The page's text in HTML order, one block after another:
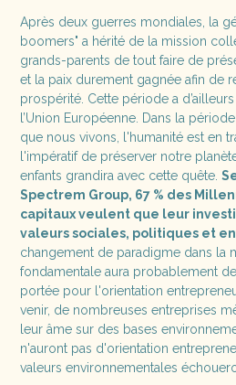
Après deux guerres mondiales, la
boomers" a hérité de la mission
grands-parents de tout faire de
et la paix durement gagnée afin de
prospérité. Cette période a
l’Union Européenne. Dans la
que nous vivons, l'humanité est en
l'impératif de préserver notre
enfants grandira avec cette quête.
Spectrem Group, 67 % des
capitaux veulent que leur
valeurs sociales, politiques et
changement de paradigme dans la
fondamentale aura probablement
portée pour l'orientation
venir, de nombreuses entreprises
leur âme sur des bases
n'auront pas d'orientation
valeurs environnementales